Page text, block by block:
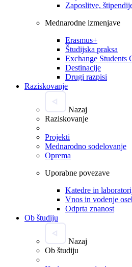
Zaposlitve,
Mednarodne izmenjave
Erasmus+
Študijska praksa
Exchange Students
Destinacije
Drugi razpisi
Raziskovanje
Nazaj
Raziskovanje
Projekti
Mednarodno sodelovanje
Oprema
Uporabne povezave
Katedre in
Vnos in vodenje
Odprta znanost
Ob študiju
Nazaj
Ob študiju